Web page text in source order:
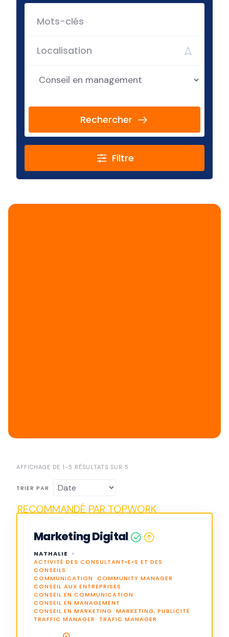
Rechercher
Filtre
AFFICHAGE DE 1-5 RÉSULTATS SUR 5
TRIER PAR
Marketing Digital
NATHALIE
ACTIVITÉ DES CONSULTANT•E•S ET DES
CONSEILS
COMMUNICATION
COMMUNITY MANAGER
CONSEIL AUX ENTREPRISES
CONSEIL EN COMMUNICATION
CONSEIL EN MANAGEMENT
CONSEIL EN MARKETING MARKETING, PUBLICITÉ
TRAFFIC MANAGER
TRAFIC MANAGER